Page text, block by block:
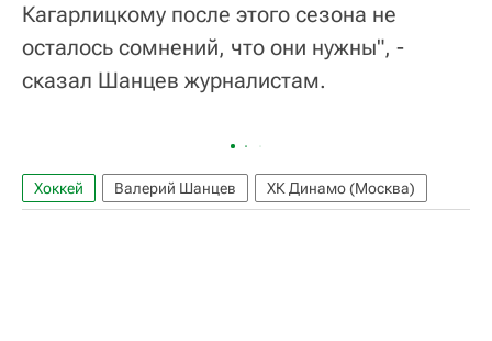
Кагарлицкому после этого сезона не
осталось сомнений, что они нужны", -
сказал Шанцев журналистам.
Хоккей Валерий Шанцев ХК Динамо (Москва)